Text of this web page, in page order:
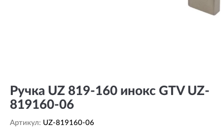
Ручка UZ 819-160 инокс GTV UZ-
819160-06
Артикул: UZ-819160-06